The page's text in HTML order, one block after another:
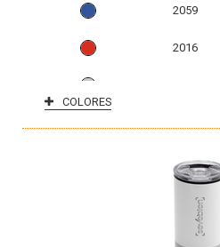
2059
2016
COLORES